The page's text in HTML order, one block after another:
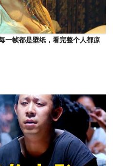
一帧都是壁纸，看完整个人都凉